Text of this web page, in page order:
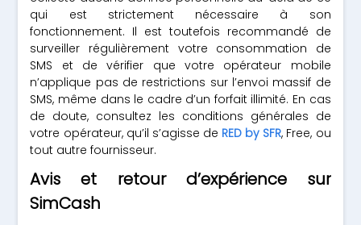
qui est strictement nécessaire à son
fonctionnement. Il est toutefois recommandé de
surveiller régulièrement votre consommation de
SMS et de vérifier que votre opérateur mobile
n’applique pas de restrictions sur l’envoi massif de
SMS, même dans le cadre d’un forfait illimité. En cas
de doute, consultez les conditions générales de
votre opérateur, qu’il s’agisse de RED by SFR, Free, ou
tout autre fournisseur.
Avis et retour d’expérience sur
SimCash